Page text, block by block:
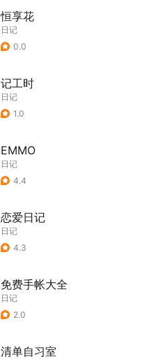
恒享花
日记
0.0
记工时
日记
1.0
EMMO
日记
4.4
恋爱日记
日记
4.3
免费手帐大全
日记
2.0
清单自习室